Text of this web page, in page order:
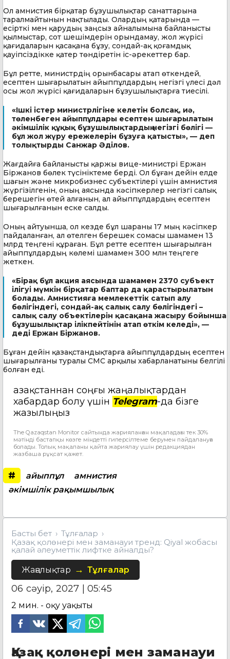
Ол амнистия бірқатар бұзушылықтар санаттарына
таралмайтынын нақтылады. Олардың қатарында —
есірткі мен қарудың заңсыз айналымына байланысты
қылмыстар, сот шешімдерін орындамау, жол жүрісі
қағидаларын қасақана бұзу, сондай-ақ қоғамдық
қауіпсіздікке қатер төндіретін іс-әрекеттер бар.
Бұл ретте, министрдің орынбасары атап өткендей,
есептен шығарылатын айыппұлдардың негізгі үлесі дәл
осы жол жүрісі қағидаларын бұзушылықтарға тиесілі.
«Ішкі істер министрлігіне келетін болсақ, иә,
төленбеген айыппұлдары есептен шығарылатын
әкімшілік құқық бұзушылықтардың негізгі бөлігі —
бұл жол жүру ережелерін бұзуға қатысты», — деп
толықтырды Санжар Әділов.
Жағдайға байланысты қаржы вице-министрі Ержан
Біржанов бөлек түсініктеме берді. Ол бұған дейін елде
шағын және микробизнес субъектілері үшін амнистия
жүргізілгенін, оның аясында кәсіпкерлер негізгі салық
берешегін өтей алғанын, ал айыппұлдардың есептен
шығарылғанын еске салды.
Оның айтуынша, ол кезде бұл шараны 17 мың кәсіпкер
пайдаланған, ал өтелген берешек сомасы шамамен 13
млрд теңгені құраған. Бұл ретте есептен шығарылған
айыппұлдардың көлемі шамамен 300 млн теңгеге
жеткен.
«Бірақ бұл акция аясында шамамен 2370 субъект
ілігуі мүмкін бірқатар баптар да қарастырылатын
болады. Амнистияға мемлекеттік сатып алу
бөлігіндегі, сондай-ақ салық салу бөлігіндегі –
салық салу объектілерін қасақана жасыру бойынша
бұзушылықтар ілікпейтінін атап өткім келеді», —
деді Ержан Біржанов.
Бұған дейін қазақстандықтарға айыппұлдардың есептен
шығарылғаны туралы СМС арқылы хабарланатыны белгілі
болған еді.
Қазақстаннан соңғы жаңалықтардан
хабардар болу үшін Telegram-да бізге
жазылыңыз
The Qazaqstan Monitor сайтында жарияланған мақаладағы тек 30%
мәтінді бастапқы көзге міндетті гиперсілтеме берумен пайдалануға
болады. Толық мақаланы қайта жариялау үшін редакциядан
жазбаша рұқсат қажет.
# айыппұл
амнистия
әкімшілік рақымшылық
Басты бет
Тұлғалар
Қазақ қолөнері мен заманауи тренд: Qiyal жобасы
қалай әлеуметтік лифтке айналды?
Жаңалықтар Тұлғалар
06 сәуір, 2027 | 05:45
2 мин. - оқу уақыты
Қазақ қолөнері мен заманауи